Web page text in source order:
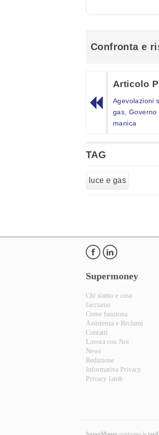
Confronta e
Articolo
Agevolazioni
gas, Governo
manica
TAG
luce e gas
Supermoney
Chi siamo e cosa
facciamo
Come funziona
Assistenza e Reclami
Contatti
Lavora con Noi
News
Redazione
Informativa Privacy
Privacy Iamb